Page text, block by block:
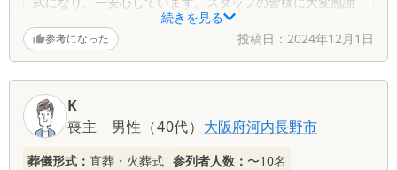
続きを見る
しております。
参考になった 投稿日： 2024年12月1日
K
喪主
男性 （40代） 大阪府河内長野市
葬儀形式： 直葬・火葬式 参列者人数： 〜10名